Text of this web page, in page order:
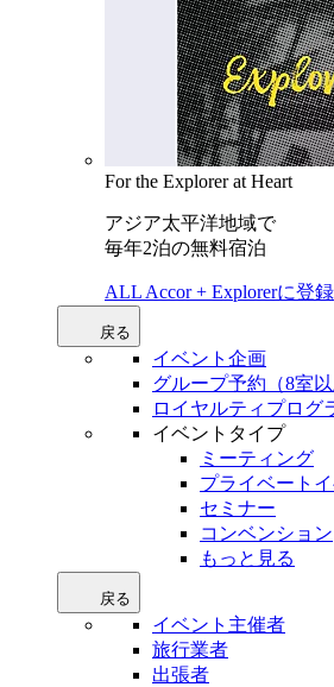
For the Explorer at Heart
アジア太平洋地域で
毎年2泊の無料宿泊
ALL Accor + Explorerに登録
戻る
イベント企画
グループ予約（8室以
ロイヤルティプログ
イベントタイプ
ミーティング
プライベート
セミナー
コンベンション
もっと見る
戻る
イベント主催者
旅行業者
出張者